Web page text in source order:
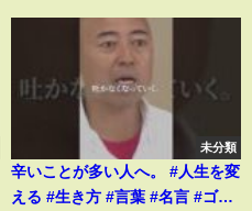
未分類
辛いことが多い人へ。 #人生を変
える #生き方 #言葉 #名言 #ゴル